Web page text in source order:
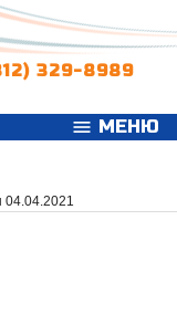
329-8989
menu МЕНЮ
04.04.2021